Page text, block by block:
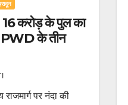
16 करोड़ के पुल का
PWD के तीन
राजमार्ग पर नंदा की